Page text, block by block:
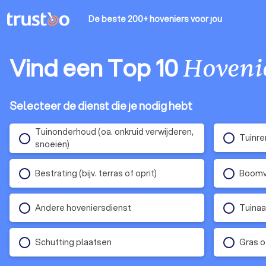
De beste 200+ hoveniersvoor jou
Vind een Top 10
Selecteer de dienst die je nodig hebt
Tuinonderhoud (oa. onkruid verwijderen,
snoeien)
Bestrating (bijv. terras of oprit)
Andere hoveniersdienst
Schutting plaatsen Gras